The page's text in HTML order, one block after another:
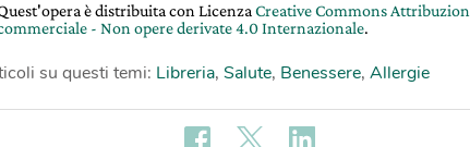
è distribuita con Licenza Creative Commons
- Non opere derivate 4.0 Internazionale.
su questi temi: Libreria, Salute, Benessere, Allergie